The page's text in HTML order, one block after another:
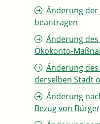
Änderung der
beantragen
Änderung
Ökokonto-
Änderung
derselben Stadt
Änderung
Bezug von